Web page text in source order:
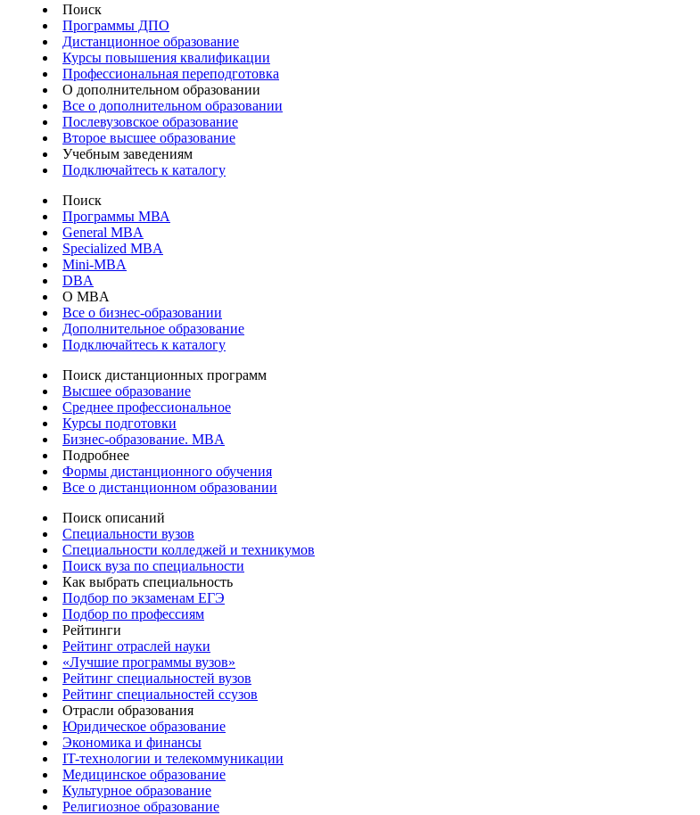
Поиск
Программы ДПО
Дистанционное образование
Курсы повышения квалификации
Профессиональная переподготовка
О дополнительном образовании
Все о дополнительном образовании
Послевузовское образование
Второе высшее образование
Учебным заведениям
Подключайтесь к каталогу
Поиск
Программы МВА
General MBA
Specialized MBA
Mini-MBA
DBA
О MBA
Все о бизнес-образовании
Дополнительное образование
Подключайтесь к каталогу
Поиск дистанционных программ
Высшее образование
Среднее профессиональное
Курсы подготовки
Бизнес-образование. MBA
Подробнее
Формы дистанционного обучения
Все о дистанционном образовании
Поиск описаний
Специальности вузов
Специальности колледжей и техникумов
Поиск вуза по специальности
Как выбрать специальность
Подбор по экзаменам ЕГЭ
Подбор по профессиям
Рейтинги
Рейтинг отраслей науки
«Лучшие программы вузов»
Рейтинг специальностей вузов
Рейтинг специальностей ссузов
Отрасли образования
Юридическое образование
Экономика и финансы
IT-технологии и телекоммуникации
Медицинское образование
Культурное образование
Религиозное образование